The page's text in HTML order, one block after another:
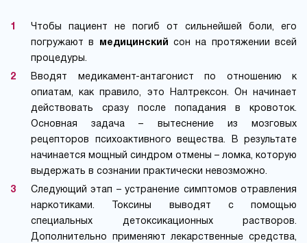
Чтобы пациент не погиб от сильнейшей боли, его
погружают в
медицинский
сон на протяжении всей
процедуры.
Вводят медикамент-антагонист по отношению к
опиатам, как правило, это Налтрексон. Он начинает
действовать сразу после попадания в кровоток.
Основная задача – вытеснение из мозговых
рецепторов психоактивного вещества. В результате
начинается мощный синдром отмены – ломка, которую
выдержать в сознании практически невозможно.
Следующий этап – устранение симптомов отравления
наркотиками. Токсины выводят с помощью
специальных детоксикационных растворов.
Дополнительно применяют лекарственные средства,